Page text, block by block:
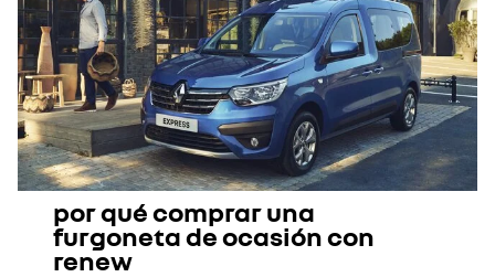
por qué comprar una
furgoneta de ocasión con
renew​